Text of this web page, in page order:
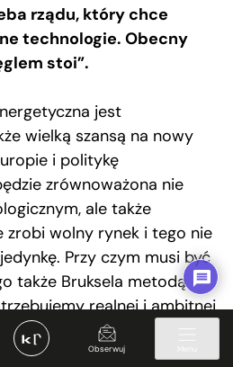
Obserwuj
rządu, który chce
technologie. Obecny
stoi”.
jest
wielką szansą na nowy
i politykę
zrównoważona nie
ale także
zrobi wolny rynek i tego nie
Przy czym musi być
także Bruksela metodą
realnej i ambitnej
na poziomie europejskim.
New Dealu.